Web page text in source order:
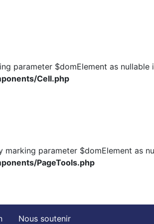
parameter $domElement as
Cell.php
marking parameter $domElement
PageTools.php
Nous soutenir